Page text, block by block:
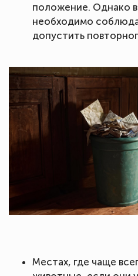
положение. Однако
необходимо
допустить
Местах, где чаще